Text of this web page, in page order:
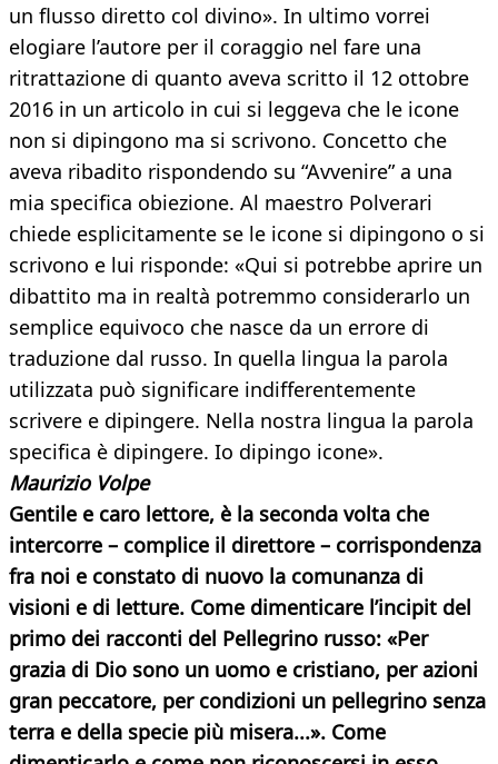
un flusso diretto col divino». In ultimo vorrei
elogiare l’autore per il coraggio nel fare una
ritrattazione di quanto aveva scritto il 12 ottobre
2016 in un articolo in cui si leggeva che le icone
non si dipingono ma si scrivono. Concetto che
aveva ribadito rispondendo su “Avvenire” a una
mia specifica obiezione. Al maestro Polverari
chiede esplicitamente se le icone si dipingono o si
scrivono e lui risponde: «Qui si potrebbe aprire un
dibattito ma in realtà potremmo considerarlo un
semplice equivoco che nasce da un errore di
traduzione dal russo. In quella lingua la parola
utilizzata può significare indifferentemente
scrivere e dipingere. Nella nostra lingua la parola
specifica è dipingere. Io dipingo icone».
Maurizio Volpe
Gentile e caro lettore, è la seconda volta che
intercorre – complice il direttore – corrispondenza
fra noi e constato di nuovo la comunanza di
visioni e di letture. Come dimenticare l’incipit del
primo dei racconti del Pellegrino russo: «Per
grazia di Dio sono un uomo e cristiano, per azioni
gran peccatore, per condizioni un pellegrino senza
terra e della specie più misera...». Come